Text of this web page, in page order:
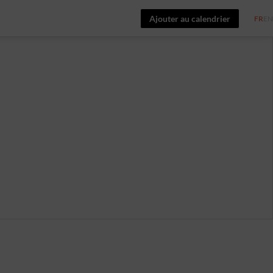
Ajouter au calendrier FR